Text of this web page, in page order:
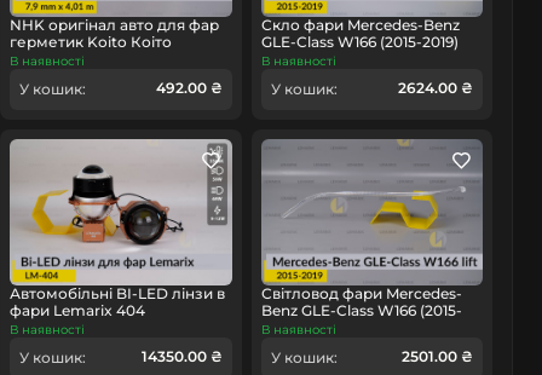
NHK оригінал авто для фар
герметик Koito Коіто
бутиловий шнур термо
В наявності
У кошик: 492.00 ₴
Скло фари Mercedes-Benz
GLE-Class W166 (2015-2019)
рест ліве
В наявності
У кошик: 2624.00 ₴
Автомобільні BI-LED лінзи в
фари Lemarix 404
В наявності
У кошик: 14350.00 ₴
Світловод фари Mercedes-
Benz GLE-Class W166 (2015-
2019) рест довгий лівий
В наявності
У кошик: 2501.00 ₴